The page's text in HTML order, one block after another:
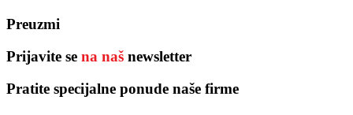
Preuzmi
Prijavite se na naš newsletter
Pratite specijalne ponude naše firme